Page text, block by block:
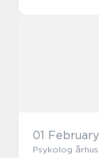
hurtigt kan
01